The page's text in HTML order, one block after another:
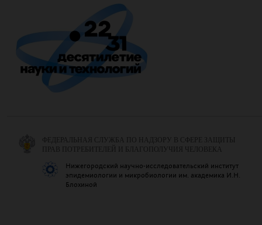
ФЕДЕРАЛЬНАЯ СЛУЖБА ПО НАДЗОРУ В СФЕРЕ ЗАЩИТЫ
ПРАВ ПОТРЕБИТЕЛЕЙ И БЛАГОПОЛУЧИЯ ЧЕЛОВЕКА
Нижегородский научно-исследовательский институт
эпидемиологии и микробиологии им. академика И.Н.
Блохиной